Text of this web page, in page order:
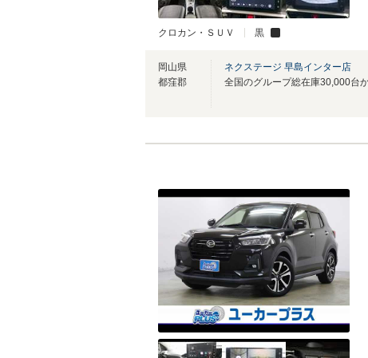
クロカン・ＳＵＶ 黒
岡山県
都窪郡
ネクステージ 早島インター店